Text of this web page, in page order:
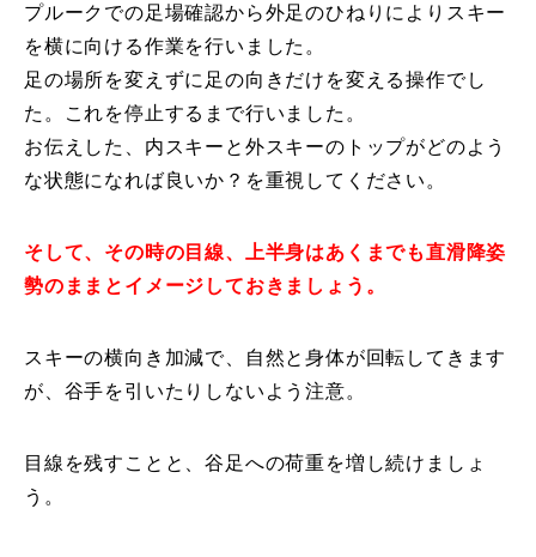
動画で学ぶ
最新レッスン動画
レッスン動画一覧
無料プレゼント動画
プレゼント Present
プレゼント付メルマガ
常時メルマガ
プルークでの足場確認から外足のひねりによりスキー
を横に向ける作業を行いました。
足の場所を変えずに足の向きだけを変える操作でし
た。これを停止するまで行いました。
お伝えした、内スキーと外スキーのトップがどのよう
な状態になれば良いか？を重視してください。
そして、その時の目線、上半身はあくまでも直滑降姿
勢のままとイメージしておきましょう。
スキーの横向き加減で、自然と身体が回転してきます
が、谷手を引いたりしないよう注意。
目線を残すことと、谷足への荷重を増し続けましょ
う。